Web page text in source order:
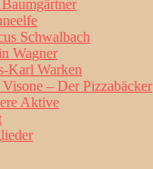
Baumgärtner
Schwalbach
Wagner
Karl Warken
– Der Pizzabäcker
Aktive